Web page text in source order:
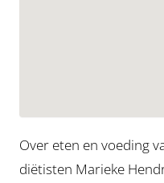
Over eten en voeding
diëtisten Marieke